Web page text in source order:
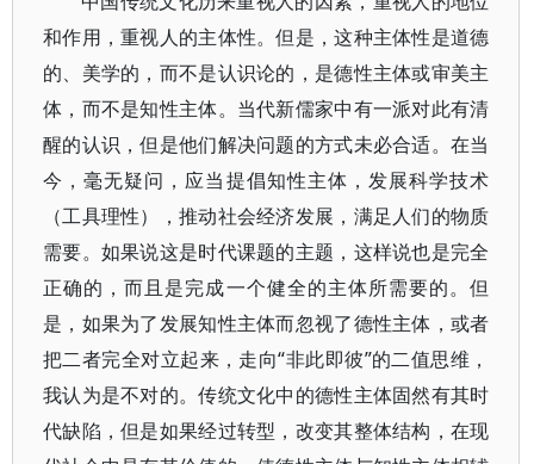
和作用，重视人的主体性。但是，这种主体性是道德
的、美学的，而不是认识论的，是德性主体或审美主
体，而不是知性主体。当代新儒家中有一派对此有清
醒的认识，但是他们解决问题的方式未必合适。在当
今，毫无疑问，应当提倡知性主体，发展科学技术
（工具理性），推动社会经济发展，满足人们的物质
需要。如果说这是时代课题的主题，这样说也是完全
正确的，而且是完成一个健全的主体所需要的。但
是，如果为了发展知性主体而忽视了德性主体，或者
把二者完全对立起来，走向“非此即彼”的二值思维，
我认为是不对的。传统文化中的德性主体固然有其时
代缺陷，但是如果经过转型，改变其整体结构，在现